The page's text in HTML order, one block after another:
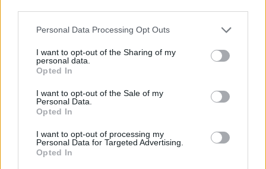
Personal Data Processing Opt Outs
I want to opt-out of the Sharing of my
personal data.
Opted In
I want to opt-out of the Sale of my
Personal Data.
Opted In
I want to opt-out of processing my
Personal Data for Targeted Advertising.
Opted In
Mapa